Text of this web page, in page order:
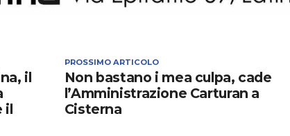
PROSSIMO ARTICOLO
Non bastano i mea culpa, cade
l’Amministrazione Carturan a
Cisterna
il